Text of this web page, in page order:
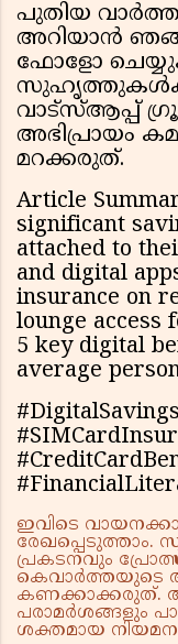
പുതിയ
അറിയാൻ
ഫോളോ
വാട്സ്ആപ്പ്
അഭിപ്രായം
മറക്കരുത്.
Article
significant
attached to
and digital
insurance on
lounge access
5 key digital
average
ഇവിടെ
രേഖപ്പെടുത്താം.
പ്രകടനവും
കെവാർത്തയുടെ
കണക്കാക്കരുത്.
പരാമർശങ്ങളും
ശക്തമായ